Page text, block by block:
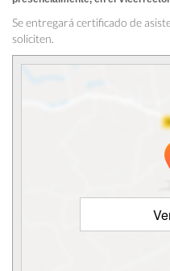
Se entregará certificado de
soliciten.